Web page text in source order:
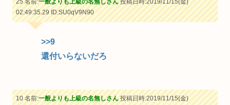
25 名前:一般よりも上級の名無しさん投稿日時:2019/11/15(金)
02:49:35.29ID:SU0qV9N90
>>9
還付いらないだろ
10 名前:一般よりも上級の名無しさん投稿日時:2019/11/15(金)